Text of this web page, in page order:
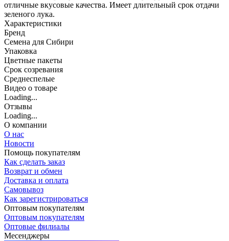
отличные вкусовые качества. Имеет длительный срок отдачи
зеленого лука.
Характеристики
Бренд
Семена для Сибири
Упаковка
Цветные пакеты
Срок созревания
Среднеспелые
Видео о товаре
Loading...
Отзывы
Loading...
О компании
О нас
Новости
Помощь покупателям
Как сделать заказ
Возврат и обмен
Доставка и оплата
Самовывоз
Как зарегистрироваться
Оптовым покупателям
Оптовым покупателям
Оптовые филиалы
Месенджеры